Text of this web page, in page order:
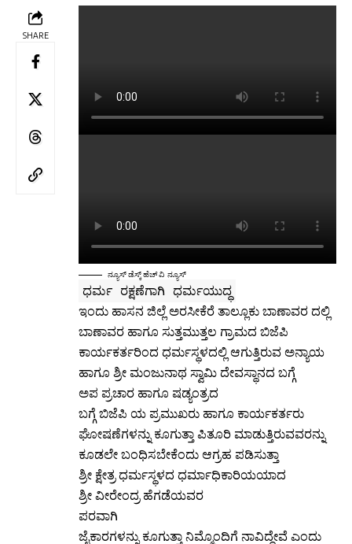
SHARE
ನ್ಯೂಸ್ ಡೆಸ್ಕ್ ಹೆಚ್ ವಿ ನ್ಯೂಸ್
ಧರ್ಮ ರಕ್ಷಣೆಗಾಗಿ ಧರ್ಮಯುದ್ಧ
ಇಂದು ಹಾಸನ ಜಿಲ್ಲೆ ಅರಸೀಕೆರೆ ತಾಲ್ಲೂಕು ಬಾಣಾವರ ದಲ್ಲಿ
ಬಾಣಾವರ ಹಾಗೂ ಸುತ್ತಮುತ್ತಲ ಗ್ರಾಮದ ಬಿಜೆಪಿ
ಕಾರ್ಯಕರ್ತರಿಂದ ಧರ್ಮಸ್ಥಳದಲ್ಲಿ ಆಗುತ್ತಿರುವ ಅನ್ಯಾಯ
ಹಾಗೂ ಶ್ರೀ ಮಂಜುನಾಥ ಸ್ವಾಮಿ ದೇವಸ್ಥಾನದ ಬಗ್ಗೆ
ಅಪ ಪ್ರಚಾರ ಹಾಗೂ ಷಡ್ಯಂತ್ರದ
ಬಗ್ಗೆ ಬಿಜೆಪಿ ಯ ಪ್ರಮುಖರು ಹಾಗೂ ಕಾರ್ಯಕರ್ತರು
ಘೋಷಣೆಗಳನ್ನು ಕೂಗುತ್ತಾ ಪಿತೂರಿ ಮಾಡುತ್ತಿರುವವರನ್ನು
ಕೂಡಲೇ ಬಂಧಿಸಬೇಕೆಂದು ಆಗ್ರಹ ಪಡಿಸುತ್ತಾ
ಶ್ರೀ ಕ್ಷೇತ್ರ ಧರ್ಮಸ್ಥಳದ ಧರ್ಮಾಧಿಕಾರಿಯಯಾದ
ಶ್ರೀ ವೀರೇಂದ್ರ ಹೆಗಡೆಯವರ
ಪರವಾಗಿ
ಜೈಕಾರಗಳನ್ನು ಕೂಗುತ್ತಾ ನಿಮ್ಮೊಂದಿಗೆ ನಾವಿದ್ದೇವೆ ಎಂದು